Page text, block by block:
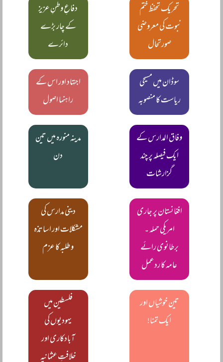
تحریک تحفظ ختم
نبوت کی معروضی
صورتحال
دفاعِ وطنِ عزیز
کے چار بڑے
دائرے
سوڈان میں مسیحی
ریاست کا منصوبہ
اجتہاد اور اس کے
راہنما اصول
وفاق المدارس کے
ایک فیصلہ پر چند
گزارشات
مدینہ منورہ میں تین
دن
افغانستان پر جاری
امریکی حملہ ۔
برطانوی رائے
عامہ کا ردعمل
دینی مدارس کی
مشکلات اور اساتذہ
و طلبہ کا عزم
تین خوشیاں اور
ایک تمنا!
فلسطین میں
یہودیوں کی
آبادکاری اور
خلافتِ عثمانیہ